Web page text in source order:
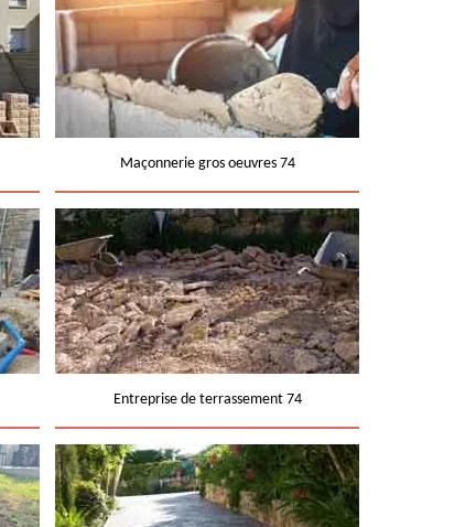
Maçonnerie gros oeuvres 74
Entreprise de terrassement 74